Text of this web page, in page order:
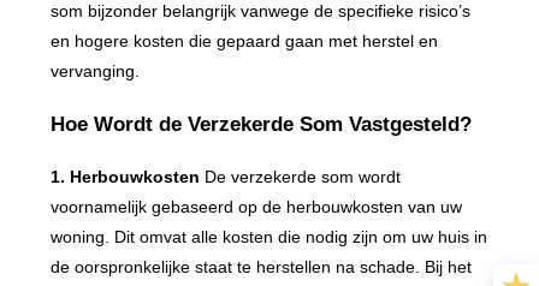
som bijzonder belangrijk vanwege de specifieke risico’s
en hogere kosten die gepaard gaan met herstel en
vervanging.
Hoe Wordt de Verzekerde Som Vastgesteld?
1. Herbouwkosten De verzekerde som wordt
voornamelijk gebaseerd op de herbouwkosten van uw
woning. Dit omvat alle kosten die nodig zijn om uw huis in
de oorspronkelijke staat te herstellen na schade. Bij het